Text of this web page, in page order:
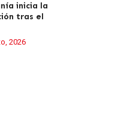
inicia la
tras el
2026